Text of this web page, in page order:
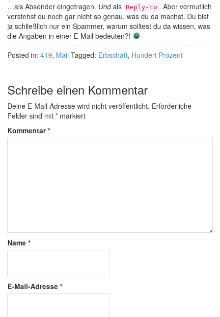
…als Absender eingetragen. Undals Reply-to . Aber vermutlich
verstehst du noch gar nicht so genau, was du da machst. Du bist
ja schließlich nur ein Spammer, warum solltest du da wissen, was
die Angaben in einer E-Mail bedeuten?!
Posted in: 419, Mail Tagged: Erbschaft, Hundert Prozent
Schreibe einen Kommentar
Deine E-Mail-Adresse wird nicht veröffentlicht. Erforderliche
Felder sind mit * markiert
Kommentar*
Name *
E-Mail-Adresse *